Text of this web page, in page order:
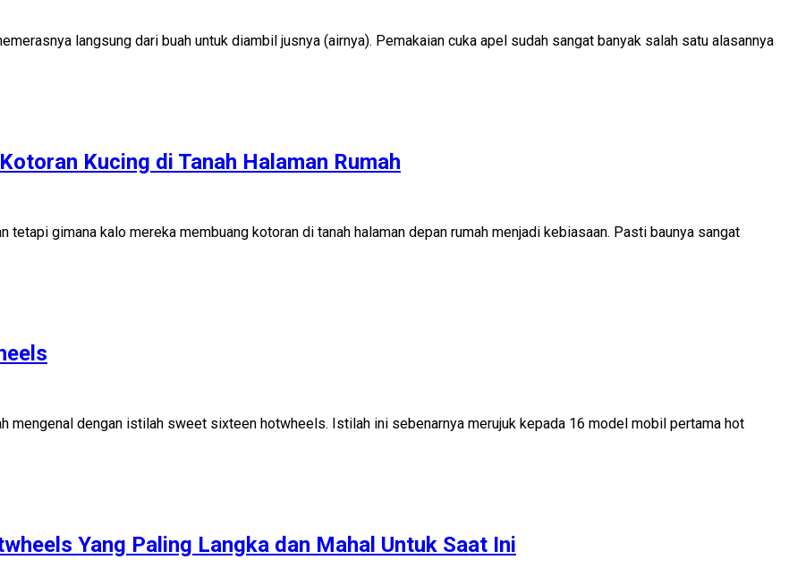
langsung dari buah untuk diambil jusnya (airnya). Pemakaian cuka apel sudah sangat banyak salah satu alasannya
Kucing di Tanah Halaman Rumah
tetapi gimana kalo mereka membuang kotoran di tanah halaman depan rumah menjadi kebiasaan. Pasti baunya sangat
mengenal dengan istilah sweet sixteen hotwheels. Istilah ini sebenarnya merujuk kepada 16 model mobil pertama hot
Yang Paling Langka dan Mahal Untuk Saat Ini